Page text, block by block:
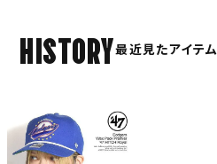
HISTORY最近見たアイテム